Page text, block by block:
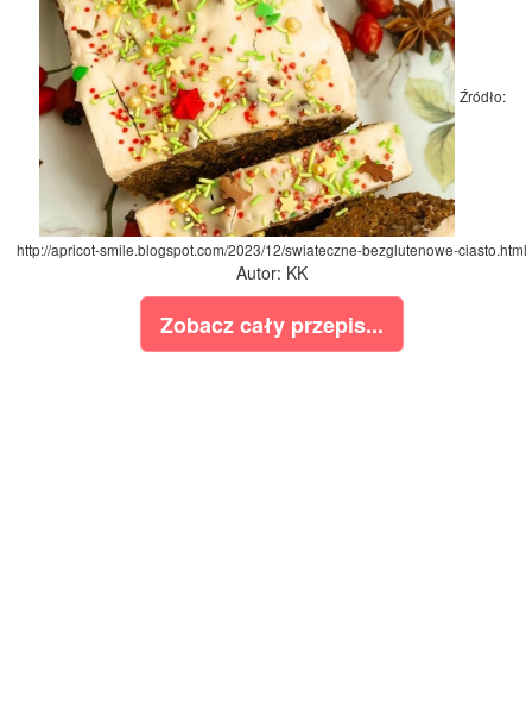
Źródło:
http://apricot-smile.blogspot.com/2023/12/swiateczne-bezglutenowe-ciasto.html
Autor: KK
Zobacz cały przepis...